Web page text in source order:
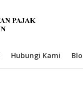
Hubungi Kami